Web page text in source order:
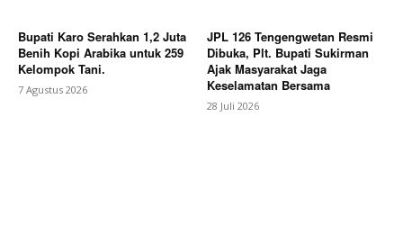
Bupati Karo Serahkan 1,2 Juta
Benih Kopi Arabika untuk 259
Kelompok Tani.
7 Agustus 2026
JPL 126 Tengengwetan Resmi
Dibuka, Plt. Bupati Sukirman
Ajak Masyarakat Jaga
Keselamatan Bersama
28 Juli 2026